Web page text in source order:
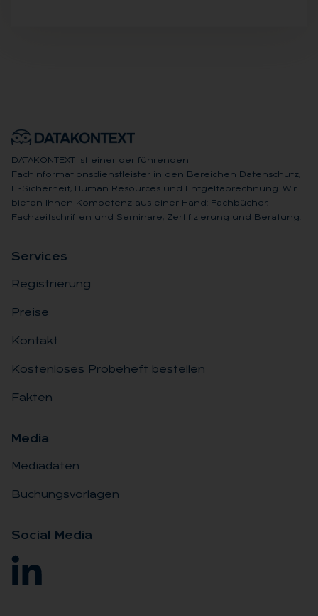
DATAKONTEXT ist einer der führenden
Fachinformationsdienstleister in den Bereichen Datenschutz,
IT-Sicherheit, Human Resources und Entgeltabrechnung. Wir
bieten Ihnen Kompetenz aus einer Hand: Fachbücher,
Fachzeitschriften und Seminare, Zertifizierung und Beratung.
Ser­vices
Registrierung
Preise
Kontakt
Kostenloses Probeheft bestellen
Fakten
Me­dia
Mediadaten
Buchungsvorlagen
So­ci­al Me­dia